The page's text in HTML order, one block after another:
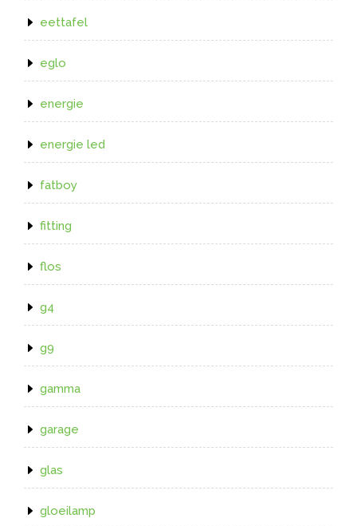
eettafel
eglo
energie
energie led
fatboy
fitting
flos
g4
g9
gamma
garage
glas
gloeilamp